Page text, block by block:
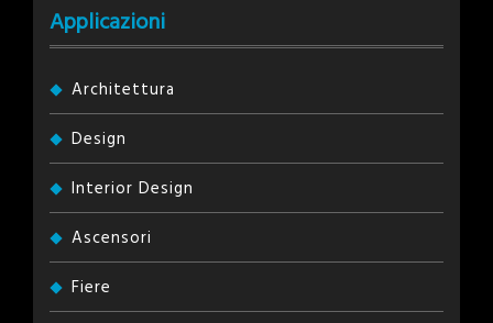
Applicazioni
Architettura
Design
Interior Design
Ascensori
Fiere